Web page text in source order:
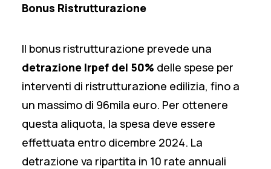
Bonus Ristrutturazione
Il bonus ristrutturazione prevede una
detrazione Irpef del 50% delle spese per
interventi di ristrutturazione edilizia, fino a
un massimo di 96mila euro. Per ottenere
questa aliquota, la spesa deve essere
effettuata entro dicembre 2024. La
detrazione va ripartita in 10 rate annuali